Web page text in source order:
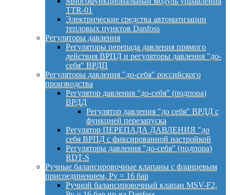
TTR-01
Электрические средства автоматизации
тепловых пунктов Danfoss
Регуляторы давления
Регуляторы перепада давления прямого
действия ВРПД и регуляторы давления "до-
себя" ВРДП
Регуляторы давления "до-себя" российского
производства
Регулятор давления "до-себя" (подпора)
ВРДД
Регулятор давления "до себя" ВРДД с
функцией перезапуска
Регулятор ПЕРЕПАДА ДАВЛЕНИЯ "до
себя ВРПД с фиксированной настройкой
Регуляторы давления "до-себя" (подпора)
RDT-S
Ручные балансировочные клапаны с фланцевым
присоединением, Py = 16 бар
Ручной балансировочный клапан MSV-F2,